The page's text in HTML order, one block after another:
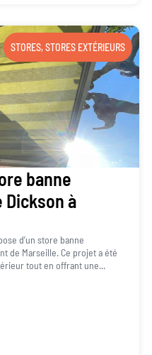
STORES,STORES EXTÉRIEURS
banne
à
d’un store banne
de Marseille. Ce projet a été
tout en offrant une...